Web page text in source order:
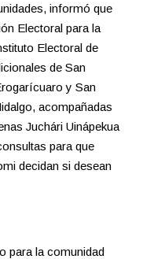
informó que
Electoral para la
Electoral de
de San
y San
acompañadas
Juchári Uinápekua
para que
decidan si desean
para la comunidad